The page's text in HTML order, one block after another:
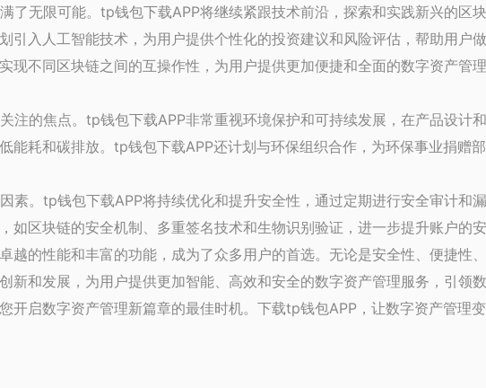
了无限可能。tp钱包下载APP将继续紧跟技术前沿，探索和实践新兴的区
入人工智能技术，为用户提供个性化的投资建议和风险评估，帮助用户做
不同区块链之间的互操作性，为用户提供更加便捷和全面的数字资产管理
注的焦点。tp钱包下载APP非常重视环境保护和可持续发展，在产品设计
能耗和碳排放。tp钱包下载APP还计划与环保组织合作，为环保事业捐赠
素。tp钱包下载APP将持续优化和提升安全性，通过定期进行安全审计和
区块链的安全机制、多重签名技术和生物识别验证，进一步提升账户的安
越的性能和丰富的功能，成为了众多用户的首选。无论是安全性、便捷性
和发展，为用户提供更加智能、高效和安全的数字资产管理服务，引领数
开启数字资产管理新篇章的最佳时机。下载tp钱包APP，让数字资产管理变